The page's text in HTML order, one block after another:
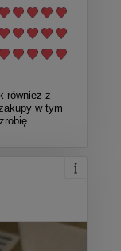
również z
w tym